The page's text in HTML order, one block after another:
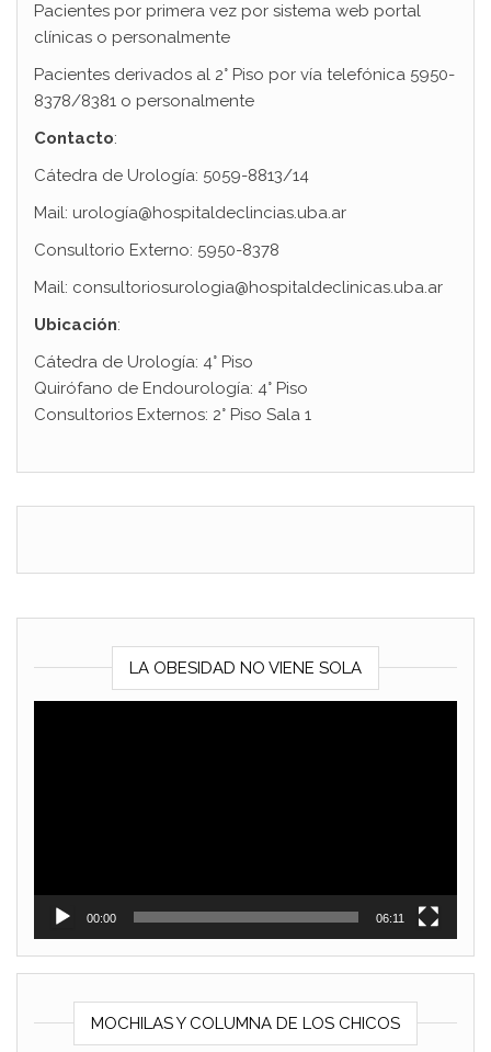
Pacientes por primera vez por sistema web portal
clínicas o personalmente
Pacientes derivados al 2° Piso por vía telefónica 5950-
8378/8381 o personalmente
Contacto:
Cátedra de Urología: 5059-8813/14
Mail: urología@hospitaldeclincias.uba.ar
Consultorio Externo: 5950-8378
Mail: consultoriosurologia@hospitaldeclinicas.uba.ar
Ubicación:
Cátedra de Urología: 4° Piso
Quirófano de Endourología: 4° Piso
Consultorios Externos: 2° Piso Sala 1
LA OBESIDAD NO VIENE SOLA
00:00 06:11
MOCHILAS Y COLUMNA DE LOS CHICOS